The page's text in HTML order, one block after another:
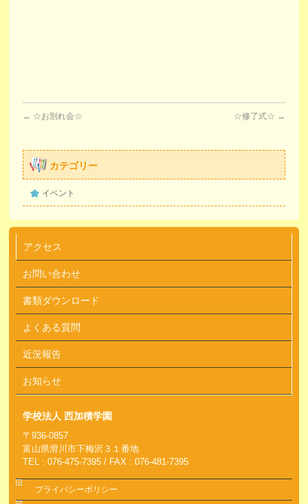
← ☆お別れ会☆ ☆修了式☆ →
カテゴリー
イベント
アクセス
お問い合わせ
書類ダウンロード
よくある質問
近況報告
お知らせ
学校法人 西加積学園
〒936-0857
富山県滑川市下梅沢３１番地
TEL : 076-475-7395 / FAX : 076-481-7395
プライバシーポリシー